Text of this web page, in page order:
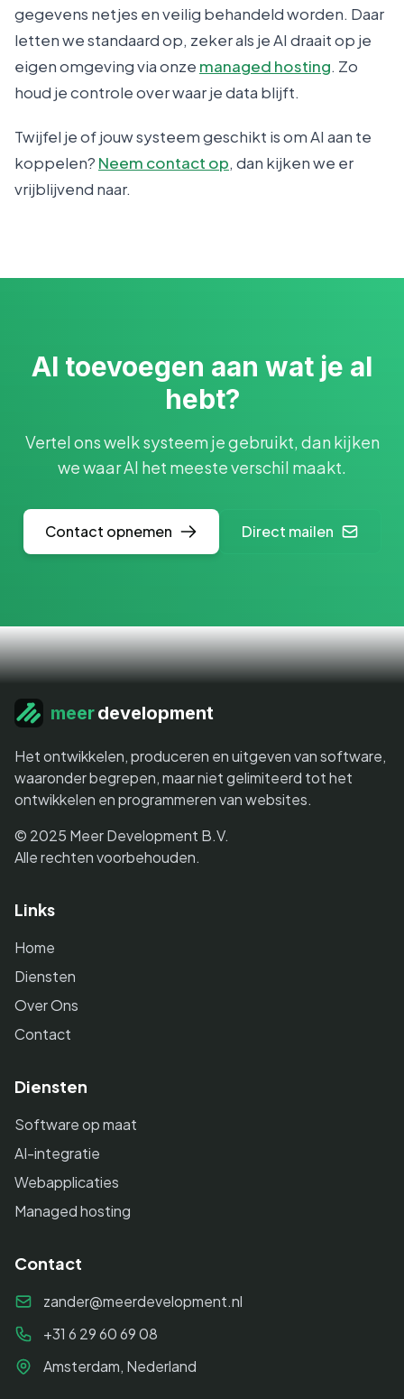
gegevens netjes en veilig behandeld worden. Daar
letten we standaard op, zeker als je AI draait op je
eigen omgeving via onze managed hosting. Zo
houd je controle over waar je data blijft.
Twijfel je of jouw systeem geschikt is om AI aan te
koppelen? Neem contact op, dan kijken we er
vrijblijvend naar.
AI toevoegen aan wat je al
hebt?
Vertel ons welk systeem je gebruikt, dan kijken
we waar AI het meeste verschil maakt.
Contact opnemen Direct mailen
meerdevelopment
Het ontwikkelen, produceren en uitgeven van software,
waaronder begrepen, maar niet gelimiteerd tot het
ontwikkelen en programmeren van websites.
© 2025 Meer Development B.V.
Alle rechten voorbehouden.
Links
Home
Diensten
Over Ons
Contact
Diensten
Software op maat
AI-integratie
Webapplicaties
Managed hosting
Contact
zander@meerdevelopment.nl
+31 6 29 60 69 08
Amsterdam, Nederland